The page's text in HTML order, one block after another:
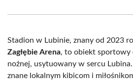
(Twitter)
Stadion w Lubinie, znany od 2023
Zagłębie Arena, to obiekt sportowy
nożnej, usytuowany w sercu
znane lokalnym kibicom i